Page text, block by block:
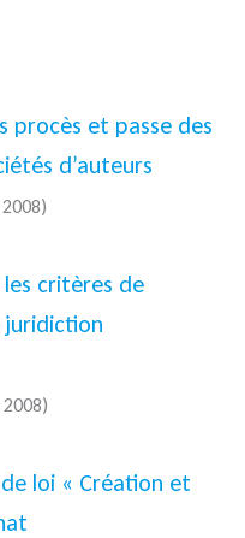
procès et passe des
d’auteurs
critères de
loi « Création et